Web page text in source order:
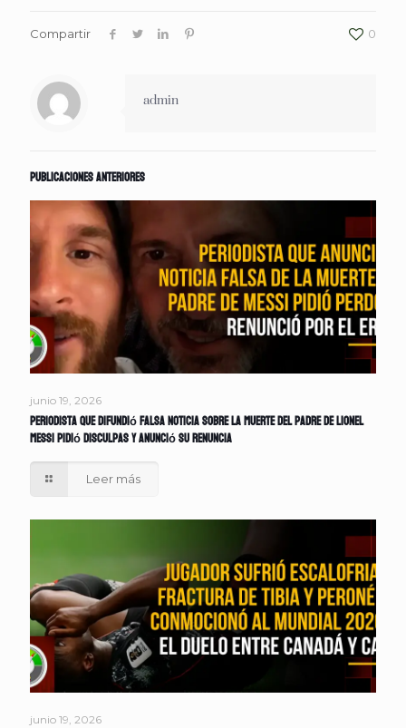
Compartir 0
admin
Publicaciones anteriores
junio 19, 2026
Periodista que difundió falsa noticia sobre la muerte del padre de Lionel
Messi pidió disculpas y anunció su renuncia
Leer más
junio 19, 2026